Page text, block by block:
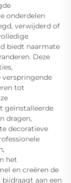
onderdelen
verwijderd of
biedt naarmate
Deze
tot
geïnstalleerde
dragen,
decoratieve
het
en creëren de
aan een